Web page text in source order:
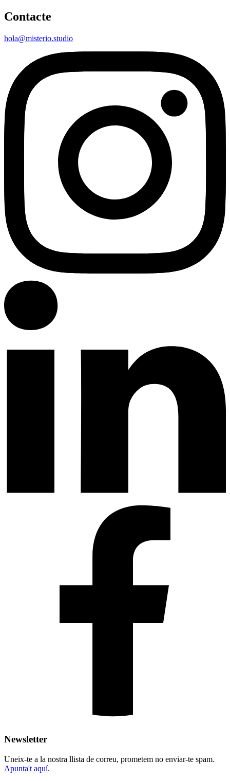
Contacte
hola@misterio.studio
Newsletter
Uneix-te a la nostra llista de correu, prometem no enviar-te spam.
Apunta't aquí.